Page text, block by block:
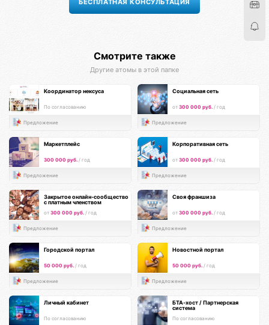
Смотрите также
Другие атомы в этой папке
Координатор нексуса
По согласованию
Предложение
Социальная сеть
от 300 000 руб. / год
Предложение
Маркетплейс
300 000 руб. / год
Предложение
Корпоративная сеть
от 300 000 руб. / год
Предложение
Закрытое онлайн-сообщество
с платным членством
от 300 000 руб. / год
Предложение
Своя франшиза
от 300 000 руб. / год
Предложение
Городской портал
50 000 руб. / год
Предложение
Новостной портал
50 000 руб. / год
Предложение
Личный кабинет
По согласованию
БТА-хост / Партнерская
система
По согласованию